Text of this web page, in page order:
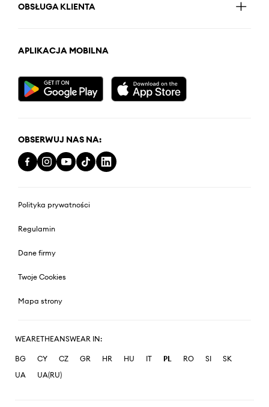
OBSŁUGA KLIENTA
APLIKACJA MOBILNA
OBSERWUJ NAS NA:
Polityka prywatności
Regulamin
Dane firmy
Twoje Cookies
Mapa strony
WEARETHEANSWEAR IN:
BG CY CZ GR HR HU IT PL RO SI
SK
UA
UA(RU)